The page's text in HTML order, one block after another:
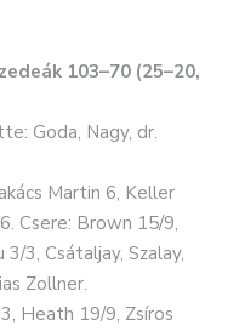
103–70 (25–20,
Goda, Nagy, dr.
Martin 6, Keller
Csere: Brown 15/9,
3, Csátaljay, Szalay,
Zollner.
Heath 19/9, Zsíros